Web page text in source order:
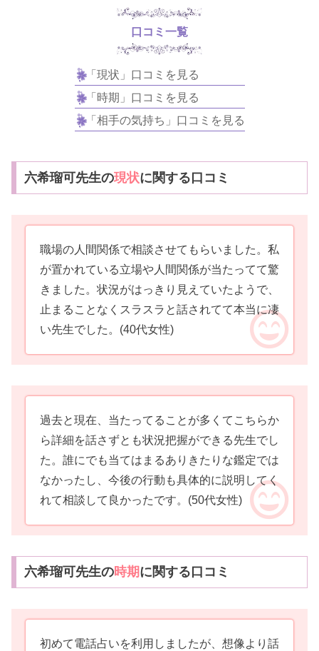
口コミ一覧
「現状」口コミを見る
「時期」口コミを見る
「相手の気持ち」口コミを見る
六希瑠可先生の現状に関する口コミ
職場の人間関係で相談させてもらいました。私
が置かれている立場や人間関係が当たってて驚
きました。状況がはっきり見えていたようで、
止まることなくスラスラと話されてて本当に凄
い先生でした。 (40代女性)
過去と現在、当たってることが多くてこちらか
ら詳細を話さずとも状況把握ができる先生でし
た。誰にでも当てはまるありきたりな鑑定では
なかったし、今後の行動も具体的に説明してく
れて相談して良かったです。 (50代女性)
六希瑠可先生の時期に関する口コミ
初めて電話占いを利用しましたが、想像より話